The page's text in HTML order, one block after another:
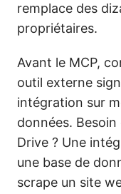
remplace des
propriétaires.
Avant le MCP,
outil externe
intégration sur
données. Besoin
Drive ? Une
une base de
scrape un site